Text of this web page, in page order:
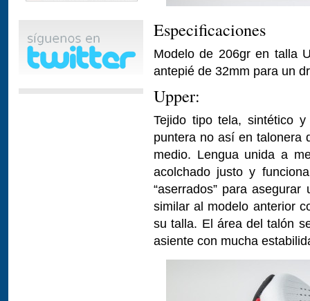
Especificaciones
Modelo de 206gr en talla
antepié de 32mm para un
Upper:
Tejido tipo tela, sintético
puntera no así en talonera
medio. Lengua unida a
acolchado justo y
“aserrados” para
similar al modelo anterior
su talla. El área del talón
asiente con mucha